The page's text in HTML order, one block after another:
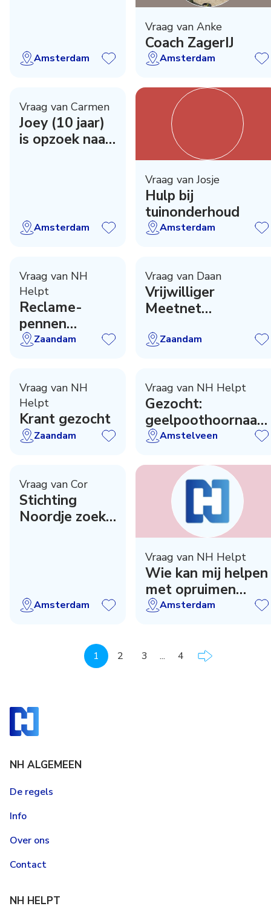
Amsterdam
Vraag van Anke
Coach ZagerIJ
Amsterdam
Vraag van Carmen
Joey (10 jaar)
is opzoek naar
Amsterdam
Vraag van Josje
Hulp bij
tuinonderhoud
Amsterdam
Vraag van NH
Helpt
Reclame-
pennen
gezocht
Zaandam
Vraag van Daan
Vrijwilliger
Meetnet
Zaanstad
Zaandam
Vraag van NH
Helpt
Krant gezocht
Zaandam
Vraag van NH Helpt
Gezocht:
geelpoothoornaar-
zoekers
Amstelveen
Vraag van Cor
Stichting
Noordje zoekt
Amsterdam
Vraag van NH Helpt
Wie kan mij helpen
met opruimen
garage?
Amsterdam
1 2 3 ... 4
NH ALGEMEEN
De regels
Info
Over ons
Contact
NH HELPT